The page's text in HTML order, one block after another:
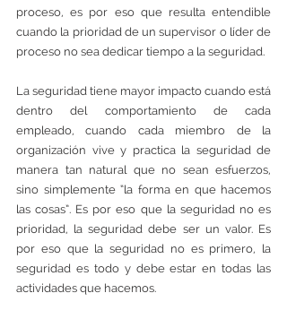
proceso, es por eso que resulta entendible
cuando la prioridad de un supervisor o líder de
proceso no sea dedicar tiempo a la seguridad.
La seguridad tiene mayor impacto cuando está
dentro del comportamiento de cada
empleado, cuando cada miembro de la
organización vive y practica la seguridad de
manera tan natural que no sean esfuerzos,
sino simplemente “la forma en que hacemos
las cosas”. Es por eso que la seguridad no es
prioridad, la seguridad debe ser un valor. Es
por eso que la seguridad no es primero, la
seguridad es todo y debe estar en todas las
actividades que hacemos.